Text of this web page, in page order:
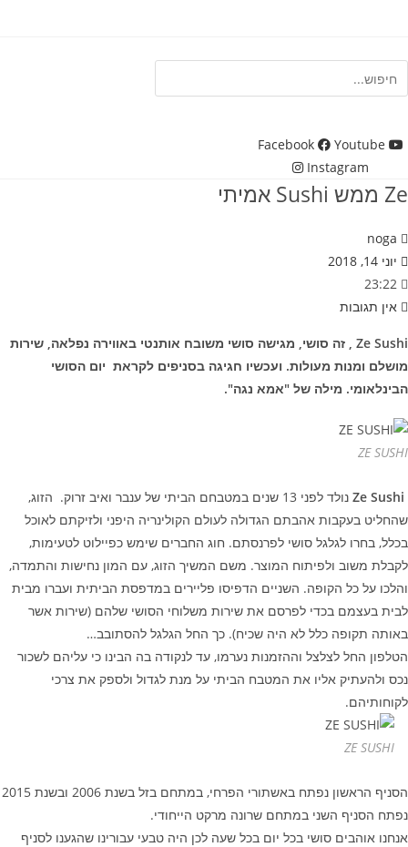
content
Facebook
Youtube
Instagram
Ze ממש Sushi אמיתי
noga
יוני 14, 2018
23:22
אין תגובות
Ze Sushi , זה סושי, מגישה סושי משובח אותנטי באווירה נפלאה, שירות
מושלם ומנות מעולות. ועכשיו חגיגה בסניפים לקראת יום הסושי
הבינלאומי. מילה של "אמא נגה".
ZE SUSHI
Ze Sushi
נולד לפני 13 שנים במטבחם הביתי של ענבר ואיב זרוק. הזוג,
שהחליט בעקבות אהבתם הגדולה לעולם הקולינריה היפני ולזיקתם לאוכל
בכלל, בחרו לגלגל סושי לפרנסתם. חוג החברים שימש כפיילוט לטעימות,
לקבלת משוב ולפיתוח המוצר. משם המשיך הזוג, עם המון נחישות והתמדה,
והלכו על כל הקופה. השניים הדפיסו פליירים במדפסת הביתית ועברו מבית
לבית בעצמם בכדי לפרסם את שירות משלוחי הסושי שלהם (שירות אשר
באותה תקופה כלל לא היה שכיח). כך החל הגלגל להסתובב…
הטלפון החל לצלצל וההזמנות נערמו, עד לנקודה בה הבינו כי עליהם לשכור
נכס ולהעתיק אליו את המטבח הביתי על מנת לגדול ולספק את צרכי
לקוחותיהם.
ZE SUSHI
הסניף הראשון נפתח באשתורי הפרחי, במתחם בזל בשנת 2006 ובשנת 2015
נפתח הסניף השני במתחם שרונה מרקט הייחודי.
אנחנו אוהבים סושי בכל יום בכל שעה לכן היה טבעי עבורינו שהגענו לסניף